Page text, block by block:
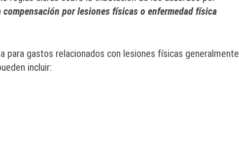
compensación por lesiones físicas o enfermedad física
para gastos relacionados con lesiones físicas generalmente
incluir: